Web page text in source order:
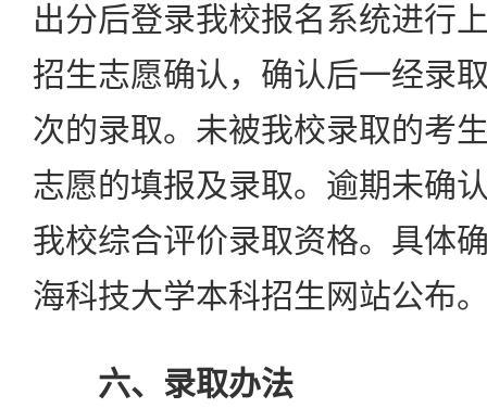
出分后登录我校报名系统进行
招生志愿确认，确认后一经录
次的录取。未被我校录取的考
志愿的填报及录取。逾期未确
我校综合评价录取资格。具体
海科技大学本科招生网站公布
六、录取办法